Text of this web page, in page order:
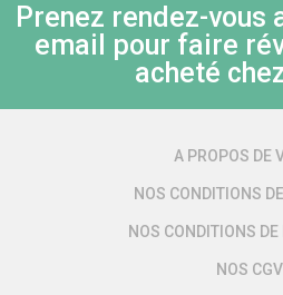
Prenez rendez-vous
email pour faire
acheté
A PROPOS DE
NOS CONDITIONS
NOS CONDITIONS
NOS CGV